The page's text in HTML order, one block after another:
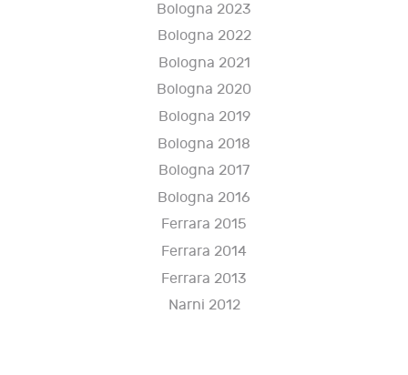
Bologna 2023
Bologna 2022
Bologna 2021
Bologna 2020
Bologna 2019
Bologna 2018
Bologna 2017
Bologna 2016
Ferrara 2015
Ferrara 2014
Ferrara 2013
Narni 2012